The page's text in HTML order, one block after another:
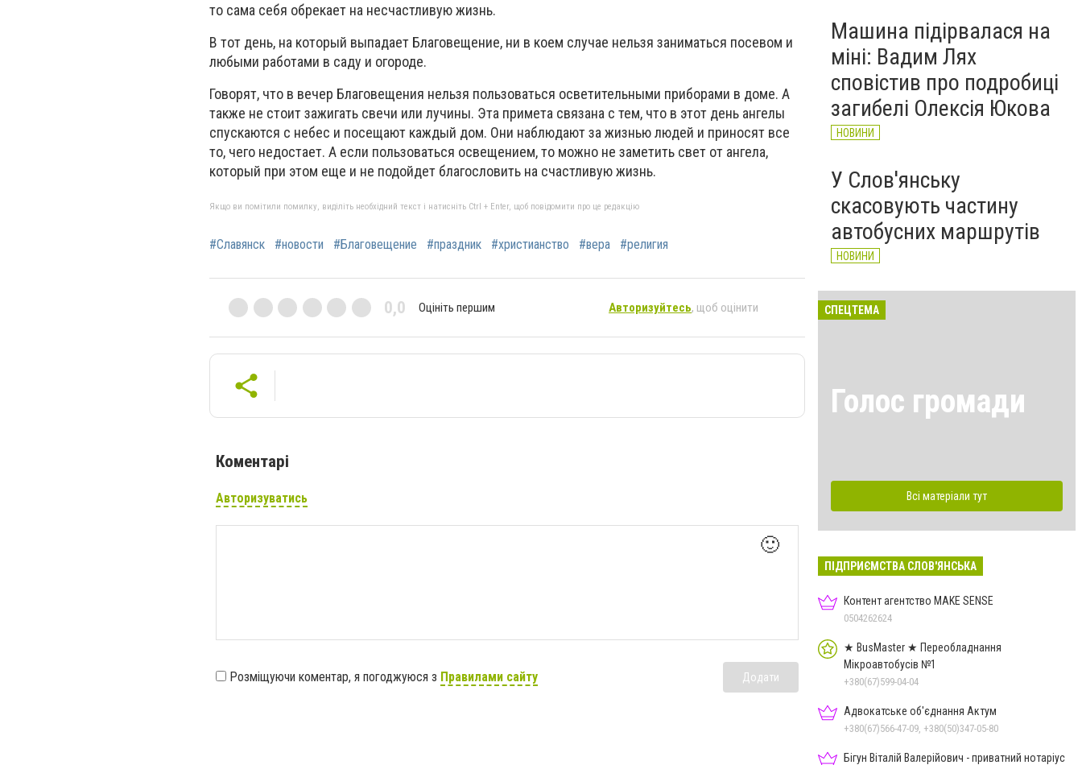
то сама себя обрекает на несчастливую жизнь.
В тот день, на который выпадает Благовещение, ни в коем случае нельзя заниматься посевом и
любыми работами в саду и огороде.
Говорят, что в вечер Благовещения нельзя пользоваться осветительными приборами в доме. А
также не стоит зажигать свечи или лучины. Эта примета связана с тем, что в этот день ангелы
спускаются с небес и посещают каждый дом. Они наблюдают за жизнью людей и приносят все
то, чего недостает. А если пользоваться освещением, то можно не заметить свет от ангела,
который при этом еще и не подойдет благословить на счастливую жизнь.
Якщо ви помітили помилку, виділіть необхідний текст і натисніть Ctrl + Enter, щоб повідомити про це редакцію
#Славянск #новости #Благовещение #праздник #христианство #вера #религия
0,0 Оцініть першим Авторизуйтесь, щоб оцінити
Коментарі
Авторизуватись
🙂
Розміщуючи коментар, я погоджуюся з Правилами сайту Додати
Машина підірвалася на
міні: Вадим Лях
сповістив про подробиці
загибелі Олексія Юкова
НОВИНИ
У Слов'янську
скасовують частину
автобусних маршрутів
НОВИНИ
СПЕЦТЕМА
Голос громади
Всі матеріали тут
ПІДПРИЄМСТВА СЛОВ'ЯНСЬКА
Контент агентство MAKE SENSE
0504262624
★ BusMaster ★ Переобладнання
Мікроавтобусів №1
+380(67)599-04-04
Адвокатське об'єднання Актум
+380(67)566-47-09, +380(50)347-05-80
Бігун Віталій Валерійович - приватний нотаріус